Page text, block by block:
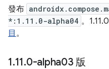
發布
*:1.11.0-alpha04 。
目 。
1.11.0-alpha03 版